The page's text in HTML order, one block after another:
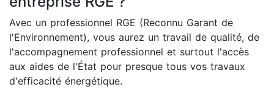
Avec un professionnel RGE (Reconnu Garant de
l'Environnement), vous aurez un travail de qualité, de
l'accompagnement professionnel et surtout l'accès
aux aides de l'État pour presque tous vos travaux
d'efficacité énergétique.